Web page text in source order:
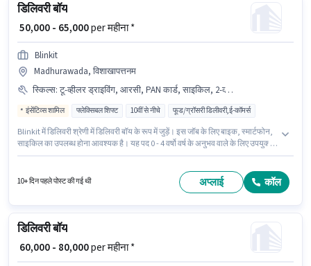
डिलिवरी बॉय
₹ 50,000 - 65,000per महीना *
Blinkit
Madhurawada, विशाखापत्तनम
स्किल्स: टू-व्हीलर ड्राइविंग, आरसी, PAN कार्ड, साइकिल, 2-व्हीलर ड्राइविंग लाइसेंस, बाइक, स्मार्टफोन, आधार कार्ड, बैंक अकाउंट
इंसेंटिव्स शामिल फ्लेक्सिबल शिफ्ट 10वीं से नीचे फूड/ग्रॉसरी डिलीवरी,ई-कॉमर्स
Blinkit में डिलिवरी श्रेणी में डिलिवरी बॉय के रूप में जुड़ें। इस जॉब के लिए बाइक, स्मार्टफोन,
साइकिल का उपलब्ध होना आवश्यक है। यह पद 0 - 4 वर्षो वर्ष के अनुभव वाले के लिए उपयुक्त
भूमिका फुल टाइम / पार्ट टाइम की है, फ्लेक्सिबल शिफ्ट के साथ और 6 days working प्रति
सप्ताह है। इस भूमिका के लिए उम्मीदवार के पास टू-व्हीलर ड्राइविंग होना अनिवार्य है।
10+ दिन पहले पोस्ट की गई थी अप्लाई कॉल
डिलिवरी बॉय
₹ 60,000 - 80,000per महीना *